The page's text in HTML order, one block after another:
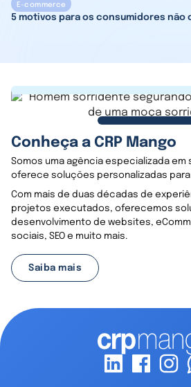
E-commerce
5 motivos para os consumidores não
Conheça a CRP Mango
Somos uma agência especializada
oferece soluções personalizadas
Com mais de duas décadas de
projetos executados, oferecemos
desenvolvimento de websites,
sociais, SEO e muito mais.
Saiba mais